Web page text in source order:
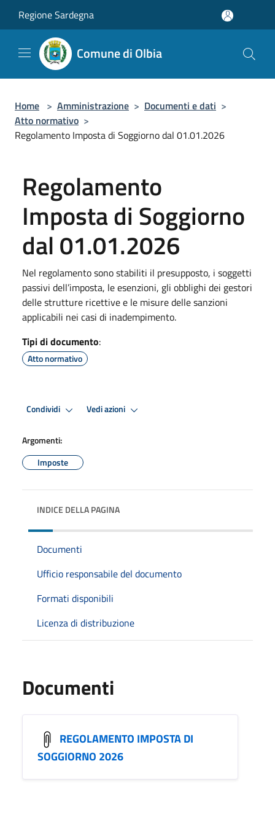
Regione Sardegna
Comune di Olbia
Home > Amministrazione > Documenti e dati >
Atto normativo >
Regolamento Imposta di Soggiorno dal 01.01.2026
Regolamento
Imposta di Soggiorno
dal 01.01.2026
Nel regolamento sono stabiliti il presupposto, i soggetti
passivi dell’imposta, le esenzioni, gli obblighi dei gestori
delle strutture ricettive e le misure delle sanzioni
applicabili nei casi di inadempimento.
Tipi di documento:
Atto normativo
Condividi Vedi azioni
Argomenti:
Imposte
INDICE DELLA PAGINA
Documenti
Ufficio responsabile del documento
Formati disponibili
Licenza di distribuzione
Documenti
REGOLAMENTO IMPOSTA DI
SOGGIORNO 2026